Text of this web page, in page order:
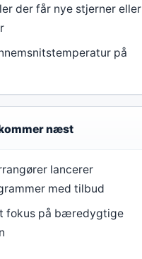
der får nye stjerner eller
på
næst
lancerer
med tilbud
fokus på bæredygtige